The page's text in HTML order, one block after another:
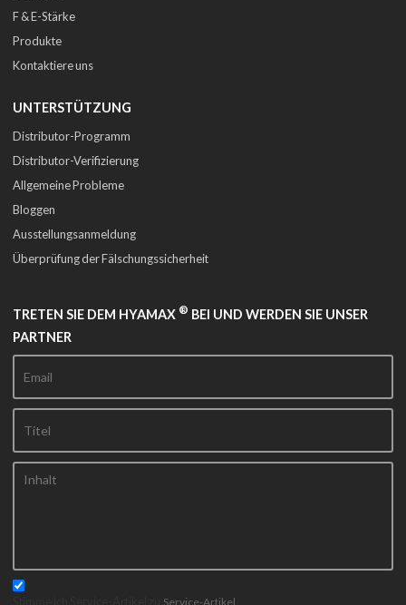
F & E-Stärke
Produkte
Kontaktiere uns
UNTERSTÜTZUNG
Distributor-Programm
Distributor-Verifizierung
Allgemeine Probleme
Bloggen
Ausstellungsanmeldung
Überprüfung der Fälschungssicherheit
TRETEN SIE DEM HYAMAX ® BEI UND WERDEN SIE UNSER
PARTNER
Service-Artikel